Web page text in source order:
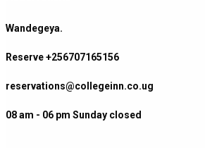
Wandegeya.
Reserve +256707165156
reservations@collegeinn.co.ug
08 am - 06 pm Sunday closed